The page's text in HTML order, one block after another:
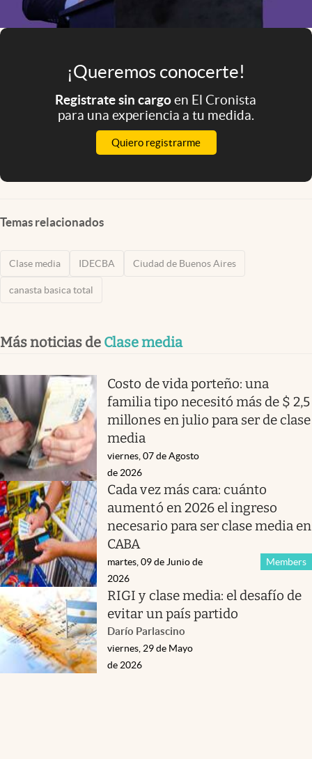
Mediakit
¡Queremos conocerte!
Registrate sin cargoen El Cronista
para una experiencia a tu medida.
Quiero registrarme
Temas relacionados
Clase media IDECBA Ciudad de Buenos Aires
canasta basica total
Más noticias de Clase media
Costo de vida porteño: una
familia tipo necesitó más de $ 2,5
millones en julio para ser de clase
media
viernes, 07 de Agosto
de 2026
Cada vez más cara: cuánto
aumentó en 2026 el ingreso
necesario para ser clase media en
CABA
Members
martes, 09 de Junio de
2026
RIGI y clase media: el desafío de
evitar un país partido
Darío Parlascino
viernes, 29 de Mayo
de 2026